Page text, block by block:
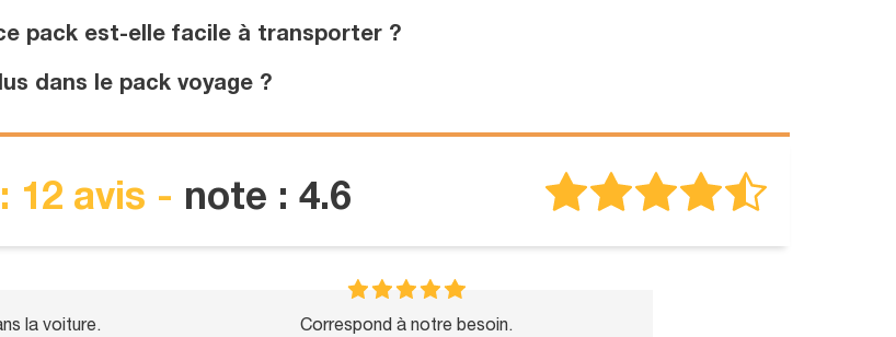
pack est-elle facile à transporter ?
dans le pack voyage ?
12 avis - note : 4.6
la voiture.
Correspond à notre besoin.